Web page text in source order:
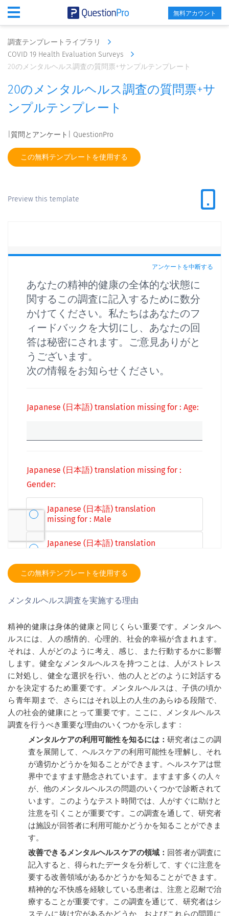
無料アカウント
調査テンプレートライブラリ
COVID 19 Health Evaluation Surveys
20のメンタルヘルス調査の質問票+サンプルテンプレート
20のメンタルヘルス調査の質問票+サ
ンプルテンプレート
|質問とアンケート| QuestionPro
この無料テンプレートを使用する
Preview this template
この無料テンプレートを使用する
メンタルヘルス調査を実施する理由
精神的健康は身体的健康と同じくらい重要です。メンタルヘ
ルスには、人の感情的、心理的、社会的幸福が含まれます。
それは、人がどのように考え、感じ、また行動するかに影響
します。健全なメンタルヘルスを持つことは、人がストレス
に対処し、健全な選択を行い、他の人とどのように対話する
かを決定するため重要です。メンタルヘルスは、子供の頃か
ら青年期まで、さらにはそれ以上の人生のあらゆる段階で、
人の社会的健康にとって重要です。ここに、メンタルヘルス
調査を行うべき重要な理由のいくつかを示します：
メンタルケアの利用可能性を知るには：研究者はこの調
査を展開して、ヘルスケアの利用可能性を理解し、それ
が適切かどうかを知ることができます。ヘルスケアは世
界中でますます懸念されています。ますます多くの人々
が、他のメンタルヘルスの問題のいくつかで診断されて
います。このようなテスト時間では、人がすぐに助けと
注意を引くことが重要です。この調査を通して、研究者
は施設が回答者に利用可能かどうかを知ることができま
す。
改善できるメンタルヘルスケアの領域： 回答者が調査に
記入すると、得られたデータを分析して、すぐに注意を
要する改善領域があるかどうかを知ることができます。
精神的な不快感を経験している患者は、注意と忍耐で治
療することが重要です。この調査を通じて、研究者はシ
ステムに抜け穴があるかどうか、およびこれらの問題に